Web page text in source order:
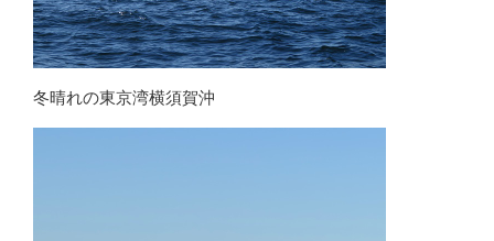
冬晴れの東京湾横須賀沖